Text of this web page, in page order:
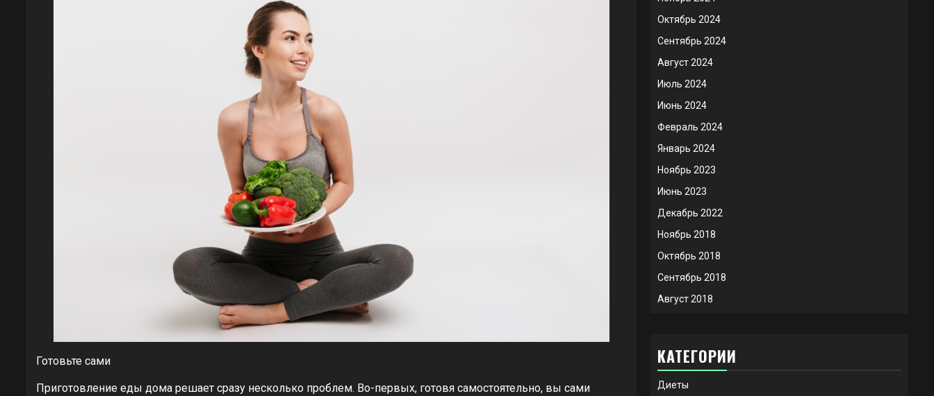
Готовьте сами
Приготовление еды дома решает сразу несколько проблем. Во-первых, готовя самостоятельно, вы сами
Октябрь 2024
Сентябрь 2024
Август 2024
Июль 2024
Июнь 2024
Февраль 2024
Январь 2024
Ноябрь 2023
Июнь 2023
Декабрь 2022
Ноябрь 2018
Октябрь 2018
Сентябрь 2018
Август 2018
КАТЕГОРИИ
Диеты